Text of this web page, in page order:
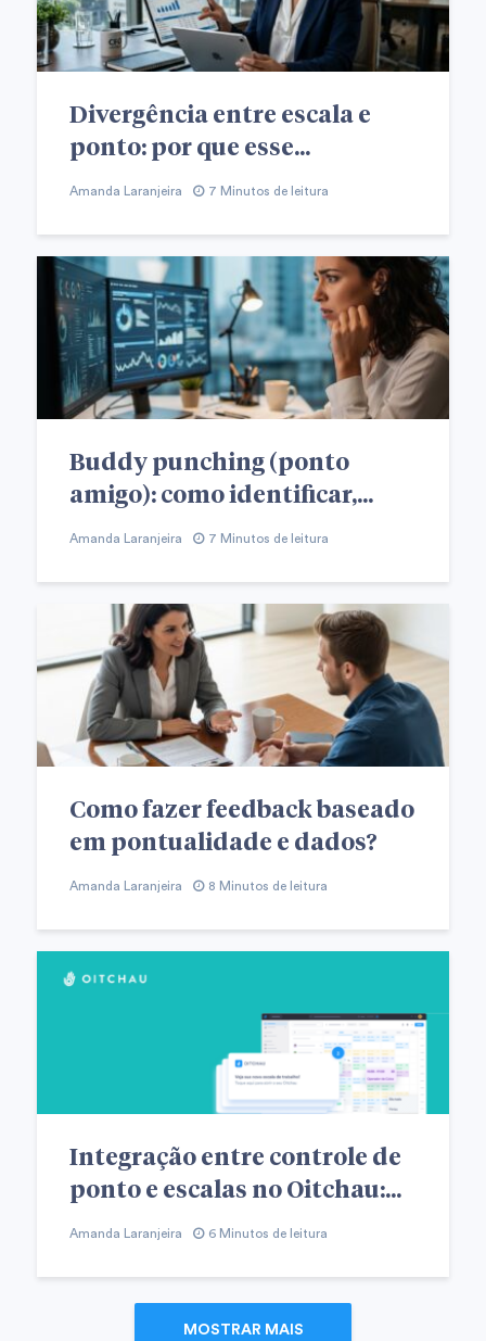
Divergência entre escala e
ponto: por que esse...
Amanda Laranjeira 7 Minutos de leitura
Buddy punching (ponto
amigo): como identificar,...
Amanda Laranjeira 7 Minutos de leitura
Como fazer feedback baseado
em pontualidade e dados?
Amanda Laranjeira 8 Minutos de leitura
Integração entre controle de
ponto e escalas no Oitchau:...
Amanda Laranjeira 6 Minutos de leitura
MOSTRAR MAIS